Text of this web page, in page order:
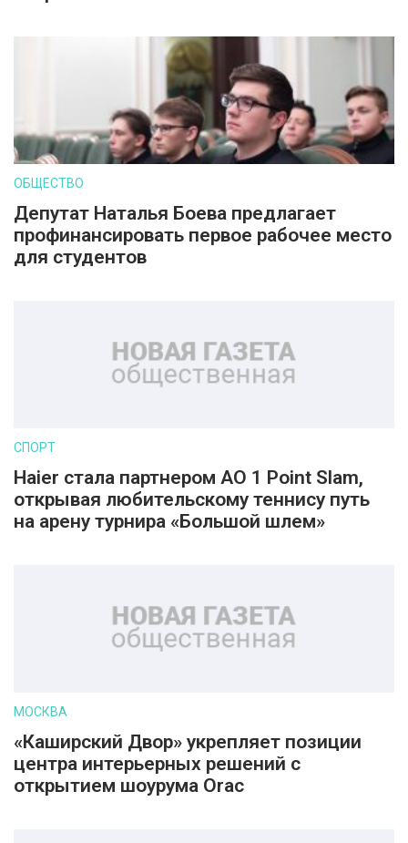
ОБЩЕСТВО
Депутат Наталья Боева предлагает
профинансировать первое рабочее место
для студентов
СПОРТ
Haier стала партнером AO 1 Point Slam,
открывая любительскому теннису путь
на арену турнира «Большой шлем»
МОСКВА
«Каширский Двор» укрепляет позиции
центра интерьерных решений с
открытием шоурума Orac